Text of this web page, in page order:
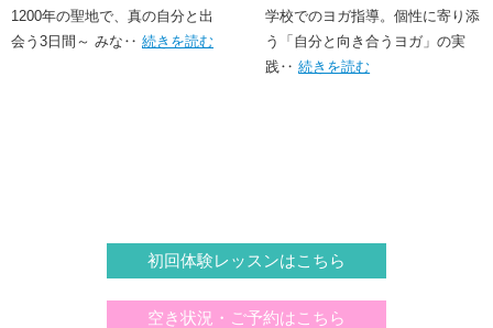
1200年の聖地で、真の自分と出
会う3日間～ みな‥ 続きを読む
実践
学校でのヨガ指導。個性に寄り添
う「自分と向き合うヨガ」の実
践‥続きを読む
初回体験レッスンはこちら
空き状況・ご予約はこちら